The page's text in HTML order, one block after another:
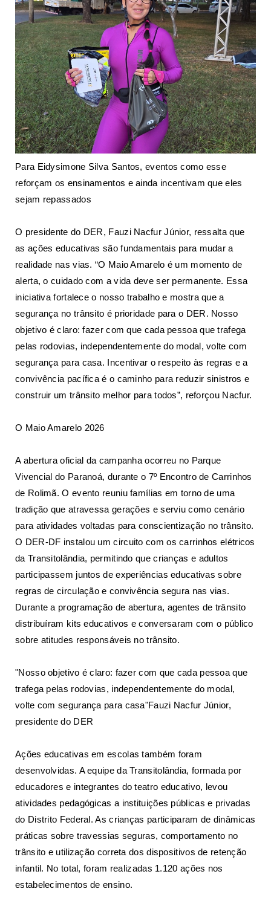
Para Eidysimone Silva Santos, eventos como esse
reforçam os ensinamentos e ainda incentivam que eles
sejam repassados
O presidente do DER, Fauzi Nacfur Júnior, ressalta que
as ações educativas são fundamentais para mudar a
realidade nas vias. “O Maio Amarelo é um momento de
alerta, o cuidado com a vida deve ser permanente. Essa
iniciativa fortalece o nosso trabalho e mostra que a
segurança no trânsito é prioridade para o DER. Nosso
objetivo é claro: fazer com que cada pessoa que trafega
pelas rodovias, independentemente do modal, volte com
segurança para casa. Incentivar o respeito às regras e a
convivência pacífica é o caminho para reduzir sinistros e
construir um trânsito melhor para todos”, reforçou Nacfur.
O Maio Amarelo 2026
A abertura oficial da campanha ocorreu no Parque
Vivencial do Paranoá, durante o 7º Encontro de Carrinhos
de Rolimã. O evento reuniu famílias em torno de uma
tradição que atravessa gerações e serviu como cenário
para atividades voltadas para conscientização no trânsito.
O DER-DF instalou um circuito com os carrinhos elétricos
da Transitolândia, permitindo que crianças e adultos
participassem juntos de experiências educativas sobre
regras de circulação e convivência segura nas vias.
Durante a programação de abertura, agentes de trânsito
distribuíram kits educativos e conversaram com o público
sobre atitudes responsáveis no trânsito.
"Nosso objetivo é claro: fazer com que cada pessoa que
trafega pelas rodovias, independentemente do modal,
volte com segurança para casa"Fauzi Nacfur Júnior,
presidente do DER
Ações educativas em escolas também foram
desenvolvidas. A equipe da Transitolândia, formada por
educadores e integrantes do teatro educativo, levou
atividades pedagógicas a instituições públicas e privadas
do Distrito Federal. As crianças participaram de dinâmicas
práticas sobre travessias seguras, comportamento no
trânsito e utilização correta dos dispositivos de retenção
infantil. No total, foram realizadas 1.120 ações nos
estabelecimentos de ensino.